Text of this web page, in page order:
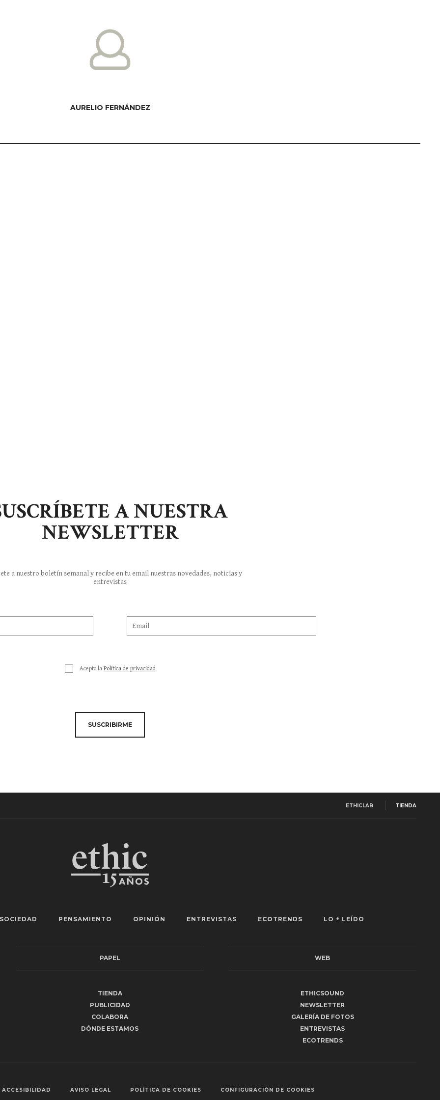
AURELIO FERNÁNDEZ
A NUESTRA
NEWSLETTER
a nuestro boletín semanal y recibe en tu email nuestras novedades, noticias y
entrevistas
Acepto la Política de privacidad
SUSCRIBIRME
ETHICLAB TIENDA
SOCIEDAD PENSAMIENTO OPINIÓN ENTREVISTAS ECOTRENDS LO + LEÍDO
PAPEL
TIENDA
PUBLICIDAD
COLABORA
DÓNDE ESTAMOS
WEB
ETHICSOUND
NEWSLETTER
GALERÍA DE FOTOS
ENTREVISTAS
ECOTRENDS
ACCESIBILIDAD AVISO LEGAL POLÍTICA DE COOKIES CONFIGURACIÓN DE COOKIES